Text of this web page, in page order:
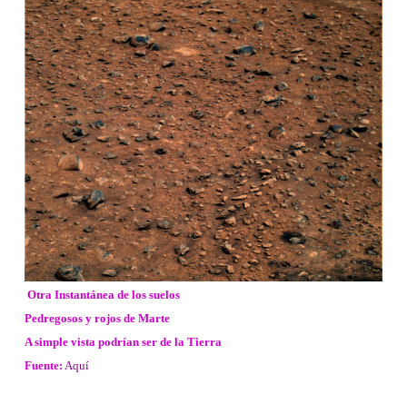
Otra Instantánea de los suelos
Pedregosos y rojos de Marte
A simple vista podrían ser de la Tierra
Fuente: Aquí